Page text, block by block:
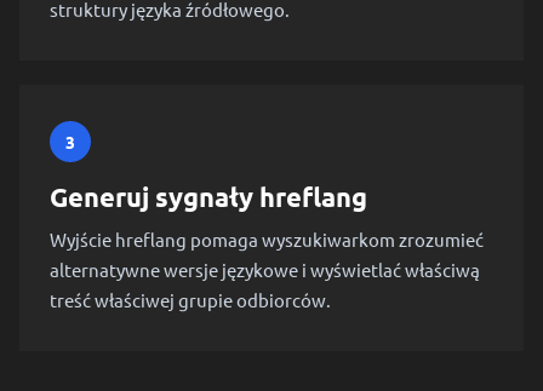
struktury języka źródłowego.
3
Generuj sygnały hreflang
Wyjście hreflang pomaga wyszukiwarkom zrozumieć
alternatywne wersje językowe i wyświetlać właściwą
treść właściwej grupie odbiorców.